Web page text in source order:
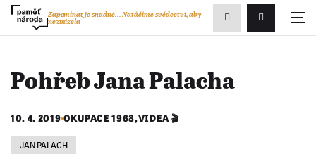
Přihlášení/
Zapomínat je snadné...Natáčíme svědectví, aby
nezmizela
Zobrazit
vyhledávání
Pohřeb Jana Palacha
10. 4. 2019 OKUPACE 1968,VIDEA 🎬
JAN PALACH